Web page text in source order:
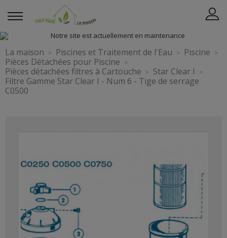
La maison Piscines et Traitement de l'Eau
Piscine
Pièces Détachées pour Piscine
Pièces détachées filtres à Cartouche
Star Clear I
Filtre Gamme Star Clear I - Num 6 - Tige de serrage
C0500